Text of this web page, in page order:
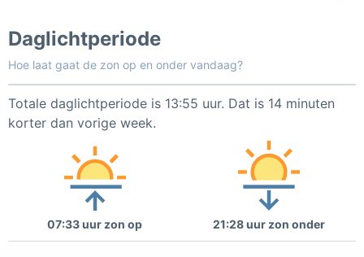
Daglichtperiode
Hoe laat gaat de zon op en onder vandaag?
Totale daglichtperiode is 13:55 uur. Dat is 14 minuten
korter dan vorige week.
07:33 uur zon op 21:28 uur zon onder